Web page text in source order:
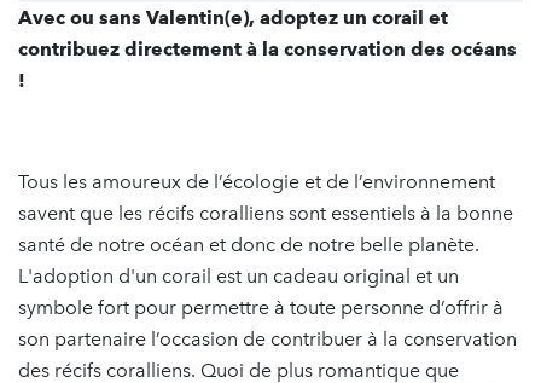
Avec ou sans Valentin(e), adoptez un corail et
contribuez directement à la conservation des océans
!
Tous les amoureux de l’écologie et de l’environnement
savent que les récifs coralliens sont essentiels à la bonne
santé de notre océan et donc de notre belle planète.
L'adoption d'un corail est un cadeau original et un
symbole fort pour permettre à toute personne d’offrir à
son partenaire l’occasion de contribuer à la conservation
des récifs coralliens. Quoi de plus romantique que